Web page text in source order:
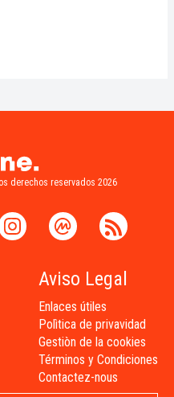
derechos reservados 2026
Aviso Legal
Enlaces útiles
Polìtica de privavidad
Gestiòn de la cookies
Términos y Condiciones
Contactez-nous